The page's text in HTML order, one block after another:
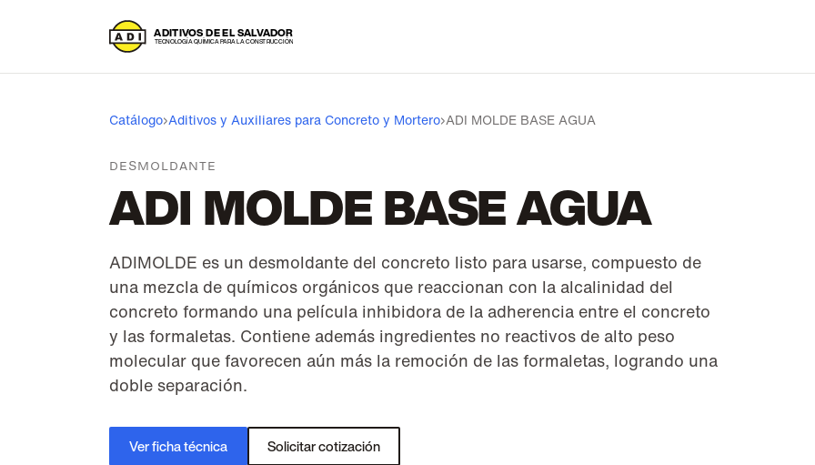
A DITIVOS DE EL SALVADOR
T ECNOLOGÍA QUÍMICA PARA LA CONSTRUCCIÓN
Catálogo›Aditivos y Auxiliares para Concreto y Mortero›ADI MOLDE BASE AGUA
DESMOLDANTE
ADI MOLDE BASE AGUA
ADIMOLDE es un desmoldante del concreto listo para usarse, compuesto de
una mezcla de químicos orgánicos que reaccionan con la alcalinidad del
concreto formando una película inhibidora de la adherencia entre el concreto
y las formaletas. Contiene además ingredientes no reactivos de alto peso
molecular que favorecen aún más la remoción de las formaletas, logrando una
doble separación.
Ver ficha técnica Solicitar cotización